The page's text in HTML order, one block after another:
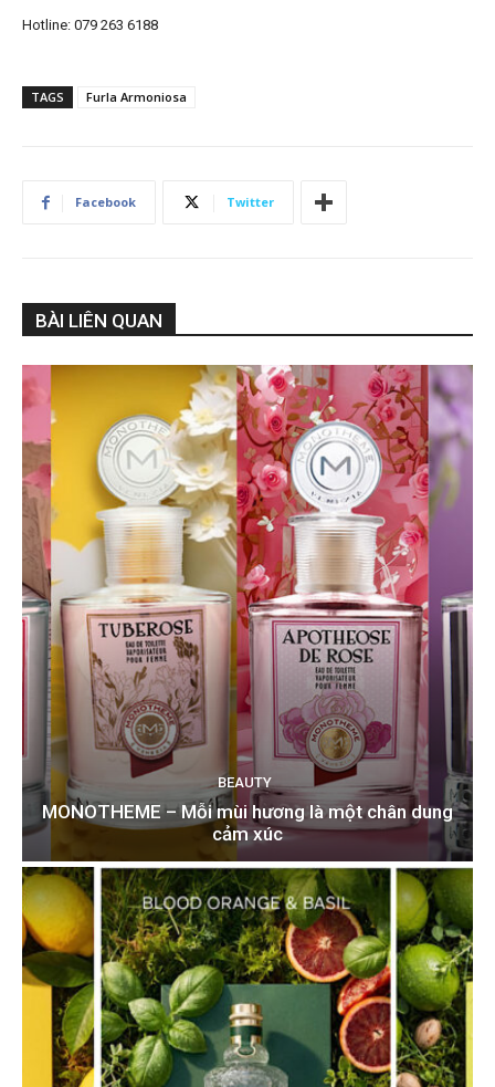
Hotline: 079 263 6188
TAGS Furla Armoniosa
Facebook Twitter
BÀI LIÊN QUAN
BEAUTY
MONOTHEME – Mỗi mùi hương là một chân dung
cảm xúc